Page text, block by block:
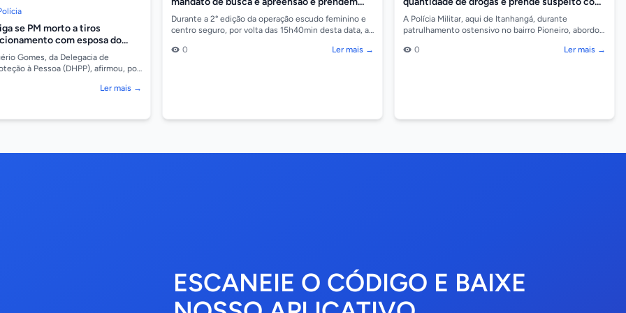
se PM morto a tiros
com esposa do
Gomes, da Delegacia de
à Pessoa (DHPP), afirmou, por
Ler mais →
homem com arma e droga
Durante a 2° edição da operação escudo feminino e
centro seguro, por volta das 15h40min desta data, a
0
Ler mais →
ficha criminal extensa
A Polícia Militar, aqui de Itanhangá, durante
patrulhamento ostensivo no bairro Pioneiro, abordou
substânci...
0 Ler mais →
ESCANEIE O CÓDIGO E BAIXE